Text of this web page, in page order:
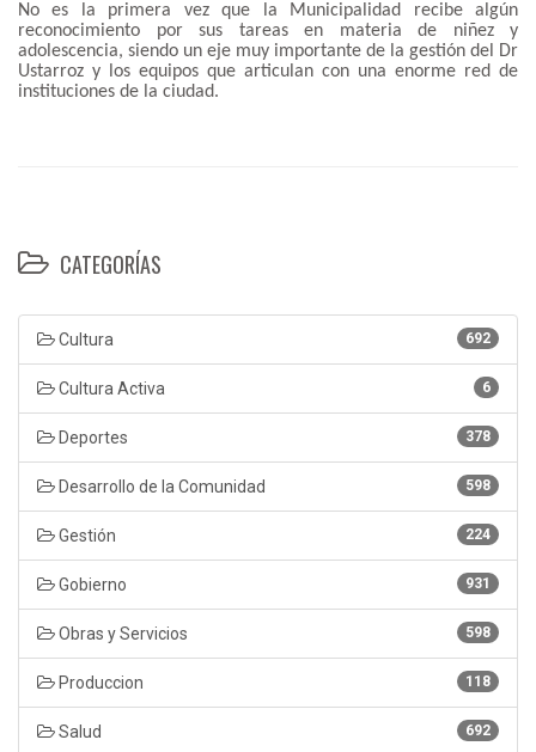
No es la primera vez que la Municipalidad recibe algún
reconocimiento por sus tareas en materia de niñez y
adolescencia, siendo un eje muy importante de la gestión del Dr
Ustarroz y los equipos que articulan con una enorme red de
instituciones de la ciudad.
CATEGORÍAS
692
Cultura
6
Cultura Activa
378
Deportes
598
Desarrollo de la Comunidad
224
Gestión
931
Gobierno
598
Obras y Servicios
118
Produccion
692
Salud